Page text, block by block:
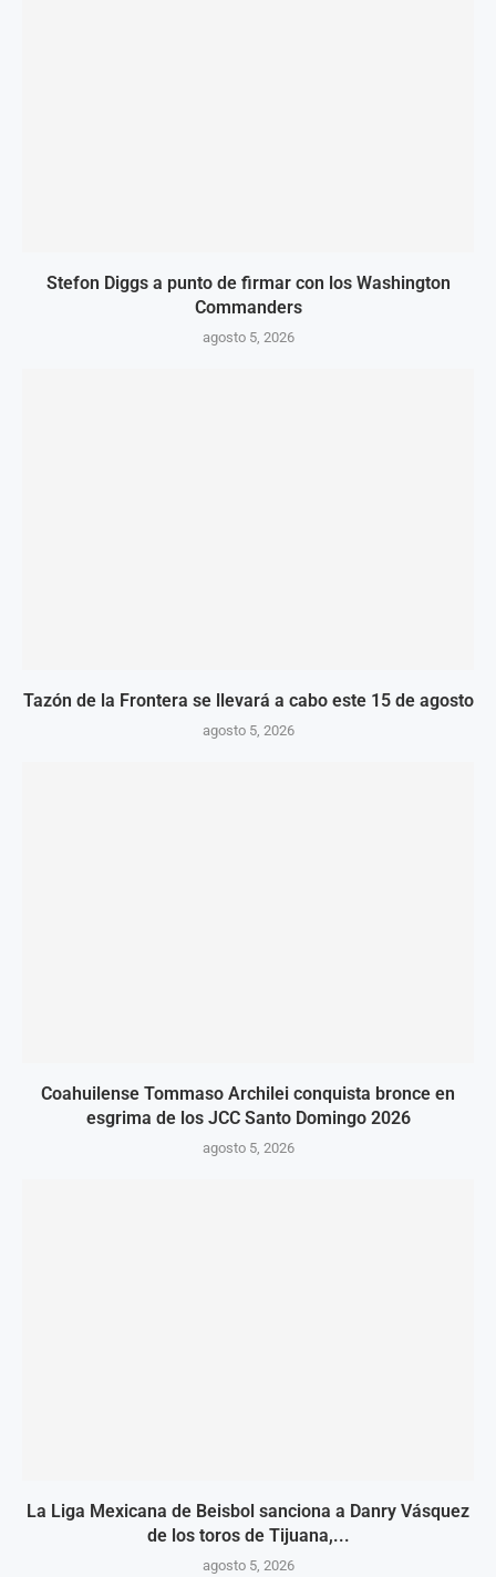
Stefon Diggs a punto de firmar con los Washington
Commanders
agosto 5, 2026
Tazón de la Frontera se llevará a cabo este 15 de agosto
agosto 5, 2026
Coahuilense Tommaso Archilei conquista bronce en
esgrima de los JCC Santo Domingo 2026
agosto 5, 2026
La Liga Mexicana de Beisbol sanciona a Danry Vásquez
de los toros de Tijuana,...
agosto 5, 2026